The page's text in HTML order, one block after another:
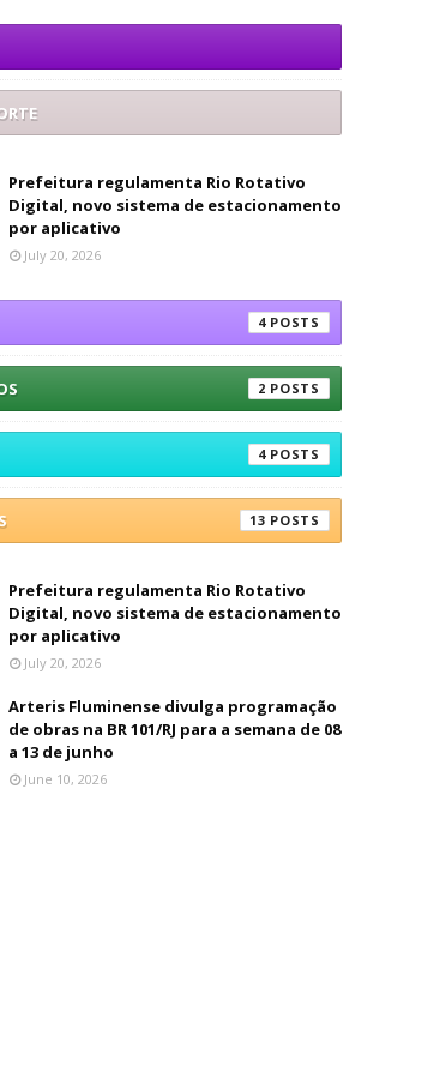
Prefeitura regulamenta Rio Rotativo
Digital, novo sistema de estacionamento
por aplicativo
July 20, 2026
4
2
4
13
Prefeitura regulamenta Rio Rotativo
Digital, novo sistema de estacionamento
por aplicativo
July 20, 2026
Arteris Fluminense divulga programação
de obras na BR 101/RJ para a semana de 08
a 13 de junho
June 10, 2026